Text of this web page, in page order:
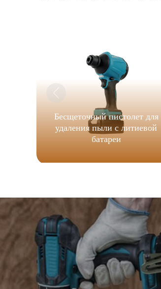
Бесщеточный пистолет для
удаления пыли с литиевой
батареи